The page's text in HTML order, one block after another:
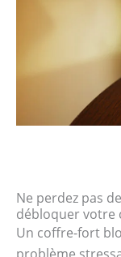
Ne perdez pas
débloquer votre
Un coffre-fort